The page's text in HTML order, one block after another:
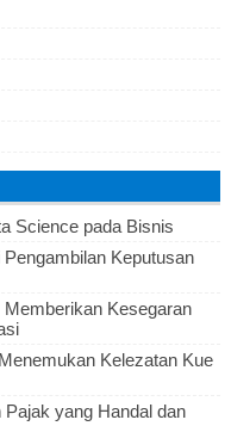
Science pada Bisnis
Keputusan
Kesegaran
Kelezatan Kue
yang Handal dan